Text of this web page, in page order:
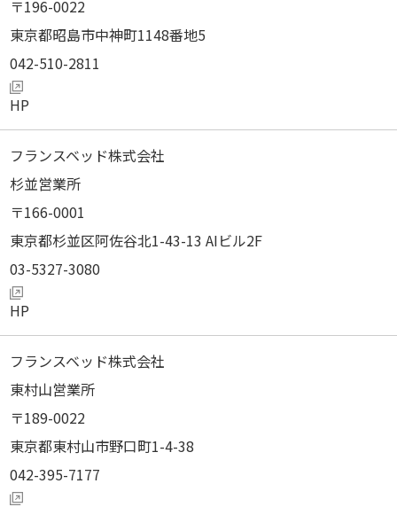
196-0022
東京都昭島市中神町1148番地5
042-510-2811
フランスベッド株式会社
杉並営業所
166-0001
東京都杉並区阿佐谷北1-43-13 AIビル2F
03-5327-3080
フランスベッド株式会社
東村山営業所
189-0022
東京都東村山市野口町1-4-38
042-395-7177